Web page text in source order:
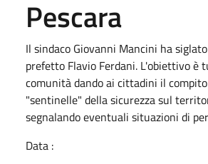
Pescara
Il sindaco Giovanni Mancini ha
prefetto Flavio Ferdani. L'obiettivo è
comunità dando ai cittadini il
"sentinelle" della sicurezza sul
segnalando eventuali situazioni di
Data :